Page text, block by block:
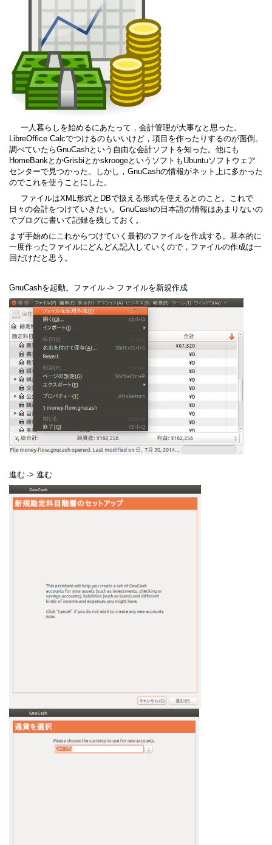
一人暮らしを始めるにあたって，会計管理が大事なと思った。
LibreOffice Calcでつけるのもいいけど，項目を作ったりするのが面倒。
調べていたらGnuCashという自由な会計ソフトを知った。他にも
HomeBank とかGrisbi とかskroogeというソフトも Ubuntuソフトウェア
センターで見つかった。しかし， GnuCashの情報がネット上に多かった
のでこれを使うことにした。
ファイルはXML 形式と DBで扱える形式を使えるとのこと。これで
日々の会計をつけていきたい。 GnuCashの日本語の情報はあまりないの
でブログに書いて記録を残しておく。
まず手始めにこれからつけていく最初のファイルを作成する。基本的に
一度作ったファイルにどんどん記入していくので，ファイルの作成は一
回だけだと思う。
GnuCashを起動。ファイル -> ファイルを新規作成
進む -> 進む